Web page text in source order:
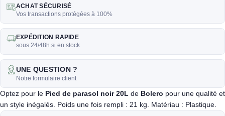
ACHAT SÉCURISÉ
Vos transactions protégées à 100%
EXPÉDITION RAPIDE
sous 24/48h si en stock
UNE QUESTION ?
Notre formulaire client
Optez pour le Pied de parasol noir 20L de Bolero pour une qualité et
un style inégalés. Poids une fois rempli : 21 kg. Matériau : Plastique.